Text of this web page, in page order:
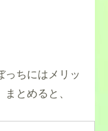
っちにはメリッ
とめると、